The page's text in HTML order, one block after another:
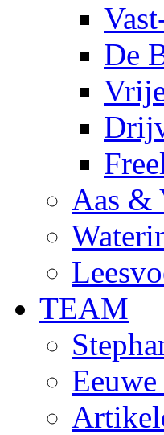
De
Aas &
TEAM